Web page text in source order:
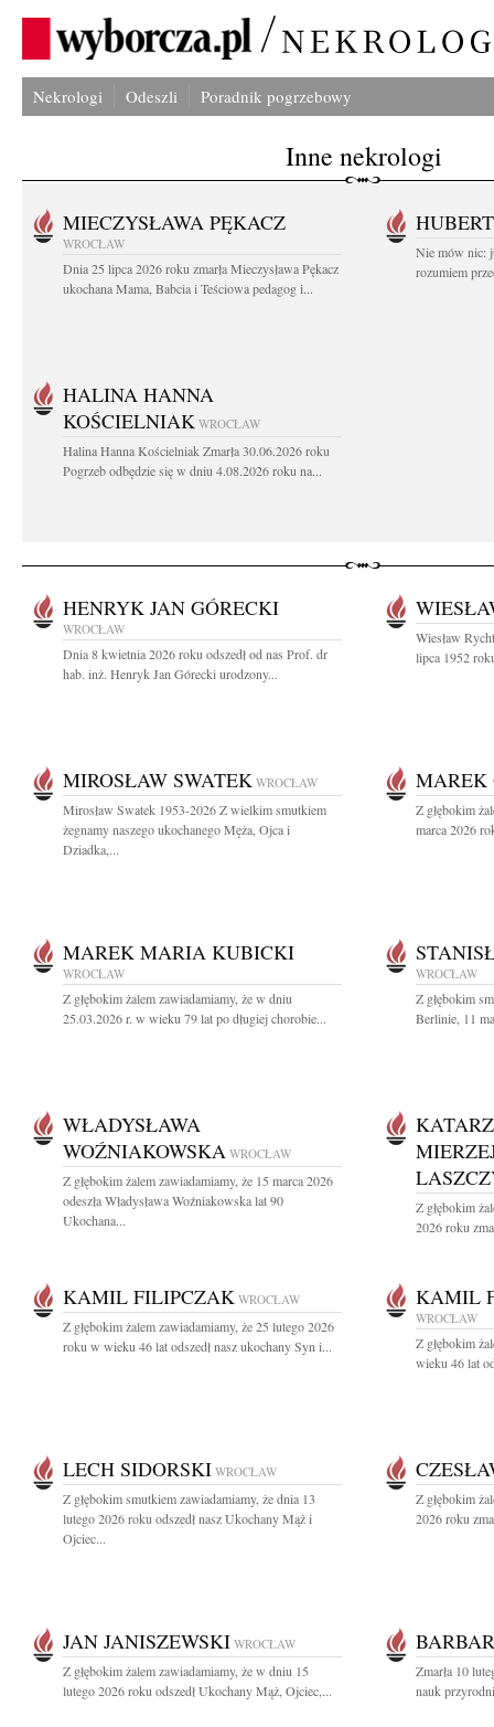
Nekrologi Odeszli Poradnik pogrzebowy
Inne nekrologi
MIECZYSŁAWA PĘKACZ
WROCŁAW
Dnia 25 lipca 2026 roku zmarła Mieczysława Pękacz
ukochana Mama, Babcia i Teściowa pedagog i...
Nie mów nic:
rozumiem
HALINA HANNA
KOŚCIELNIAK WROCŁAW
Halina Hanna Kościelniak Zmarła 30.06.2026 roku
Pogrzeb odbędzie się w dniu 4.08.2026 roku na...
HENRYK JAN GÓRECKI
WROCŁAW
Dnia 8 kwietnia 2026 roku odszedł od nas Prof. dr
hab. inż. Henryk Jan Górecki urodzony...
Wiesław
lipca 1952
MIROSŁAW SWATEK WROCŁAW
Mirosław Swatek 1953-2026 Z wielkim smutkiem
żegnamy naszego ukochanego Męża, Ojca i
Dziadka,...
MAREK
Z głębokim
marca 2026
MAREK MARIA KUBICKI
WROCŁAW
Z głębokim żalem zawiadamiamy, że w dniu
25.03.2026 r. w wieku 79 lat po długiej chorobie...
WROCŁAW
Z głębokim
Berlinie, 11
WŁADYSŁAWA
WOŹNIAKOWSKA WROCŁAW
Z głębokim żalem zawiadamiamy, że 15 marca 2026
odeszła Władysława Woźniakowska lat 90
Ukochana...
Z głębokim
2026 roku
KAMIL FILIPCZAK WROCŁAW
Z głębokim żalem zawiadamiamy, że 25 lutego 2026
roku w wieku 46 lat odszedł nasz ukochany Syn i...
KAMIL
WROCŁAW
Z głębokim
wieku 46 lat
LECH SIDORSKI WROCŁAW
Z głębokim smutkiem zawiadamiamy, że dnia 13
lutego 2026 roku odszedł nasz Ukochany Mąż i
Ojciec...
Z głębokim
2026 roku
JAN JANISZEWSKI WROCŁAW
Z głębokim żalem zawiadamiamy, że w dniu 15
lutego 2026 roku odszedł Ukochany Mąż, Ojciec,...
Zmarła 10
nauk